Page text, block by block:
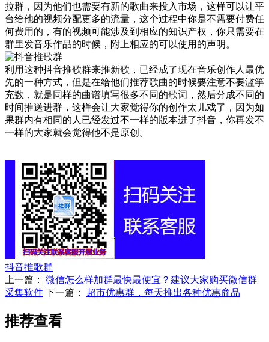
拉群，因为他们也需要有新的歌曲来投入市场，这样可以让平
台给他的视频分配更多的流量，这个过程中你是不需要付费任
何费用的，有的视频可能涉及到相应的知识产权，你只需要在
群里发音乐作品的时候，附上相应的可以使用的声明。
利用这种抖音推歌群来推新歌，已经成了现在音乐创作人最优
先的一种方式，但是在给他们推荐歌曲的时候要注意不要滥竽
充数，就是同样的曲谱填写很多不同的歌词，然后分成不同的
时间推送进群，这样会让大家觉得你的创作太儿戏了，因为如
果群内有相同的人已经发过不一样的版本进了抖音，你再发不
一样的大家就会觉得他不是原创。
抖音推歌群
上一篇： 微信怎么样加群最快最便宜？建议大家购买微信群
采集软件 下一篇： 超市优惠群，每天推出各种优惠商品
推荐查看